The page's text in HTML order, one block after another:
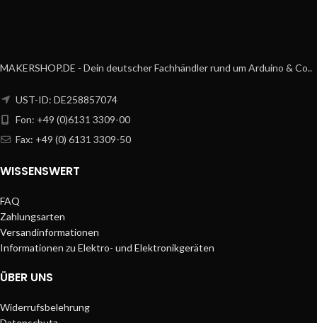
MAKERSHOP.DE - Dein deutscher Fachhändler rund um Arduino & Co..
UST-ID: DE258857074
Fon: +49 (0)6131 3309-00
Fax: +49 (0) 6131 3309-50
WISSENSWERT
FAQ
Zahlungsarten
Versandinformationen
Informationen zu Elektro- und Elektronikgeräten
ÜBER UNS
Widerrufsbelehrung